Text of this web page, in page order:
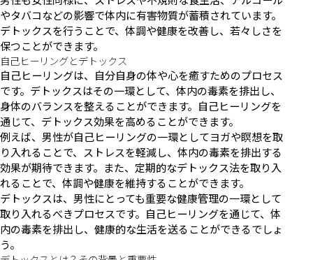
やタバコなどの影響で体内に有害物質が蓄積されています。
デトックスを行うことで、体調や健康を改善し、若々しさを
保つことができます。
自己ヒーリングとデトックス
自己ヒーリングは、自分自身の体や心を癒すためのプロセス
です。デトックスはその一環として、体内の毒素を排出し、
身体のバランスを整えることができます。自己ヒーリングを
通じて、デトックス効果を高めることができます。
例えば、男性が自己ヒーリングの一環としてヨガや瞑想を取
り入れることで、ストレスを軽減し、体内の毒素を排出する
効果が期待できます。また、定期的なデトックス法を取り入
れることで、体調や健康を維持することができます。
デトックスは、男性にとっても重要な健康管理の一環として
取り入れるべきプロセスです。自己ヒーリングを通じて、体
内の毒素を排出し、健康的な生活を送ることができるでしょ
う。